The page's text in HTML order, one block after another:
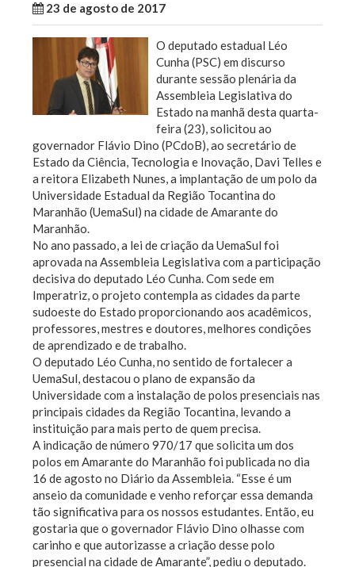
23 de agosto de 2017
O deputado estadual Léo
Cunha (PSC) em discurso
durante sessão plenária da
Assembleia Legislativa do
Estado na manhã desta quarta-
feira (23), solicitou ao
governador Flávio Dino (PCdoB), ao secretário de
Estado da Ciência, Tecnologia e Inovação, Davi Telles e
a reitora Elizabeth Nunes, a implantação de um polo da
Universidade Estadual da Região Tocantina do
Maranhão (UemaSul) na cidade de Amarante do
Maranhão.
No ano passado, a lei de criação da UemaSul foi
aprovada na Assembleia Legislativa com a participação
decisiva do deputado Léo Cunha. Com sede em
Imperatriz, o projeto contempla as cidades da parte
sudoeste do Estado proporcionando aos acadêmicos,
professores, mestres e doutores, melhores condições
de aprendizado e de trabalho.
O deputado Léo Cunha, no sentido de fortalecer a
UemaSul, destacou o plano de expansão da
Universidade com a instalação de polos presenciais nas
principais cidades da Região Tocantina, levando a
instituição para mais perto de quem precisa.
A indicação de número 970/17 que solicita um dos
polos em Amarante do Maranhão foi publicada no dia
16 de agosto no Diário da Assembleia. “Esse é um
anseio da comunidade e venho reforçar essa demanda
tão significativa para os nossos estudantes. Então, eu
gostaria que o governador Flávio Dino olhasse com
carinho e que autorizasse a criação desse polo
presencial na cidade de Amarante”, pediu o deputado.